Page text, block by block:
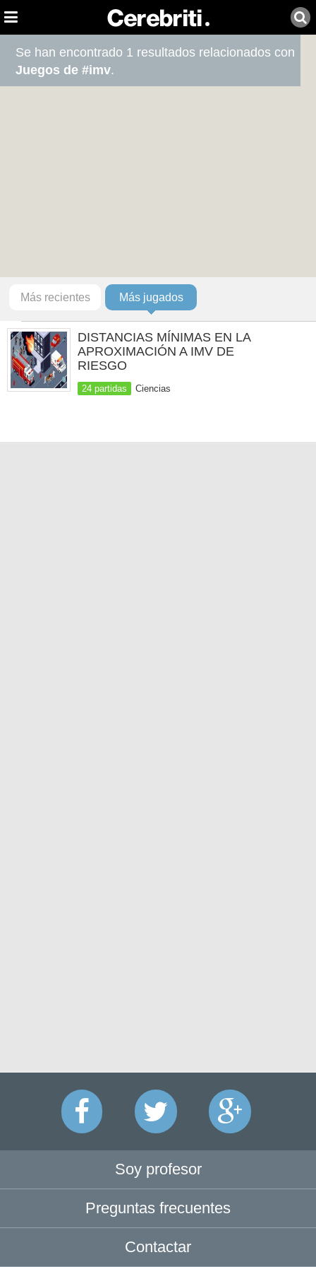
Se han encontrado 1 resultados relacionados con
Juegos de #imv.
Más recientes Más jugados
DISTANCIAS MÍNIMAS EN LA
APROXIMACIÓN A IMV DE
RIESGO
24 partidas Ciencias
Soy profesor
Preguntas frecuentes
Contactar